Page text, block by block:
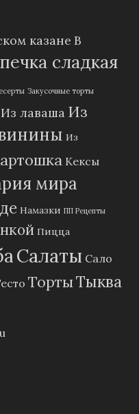
казане В
сладкая
Закусочные торты
Из лаваша Из
Из
Кексы
мира
Намазки ПП Рецепты
Пицца
Салаты Сало
ТортыТыква